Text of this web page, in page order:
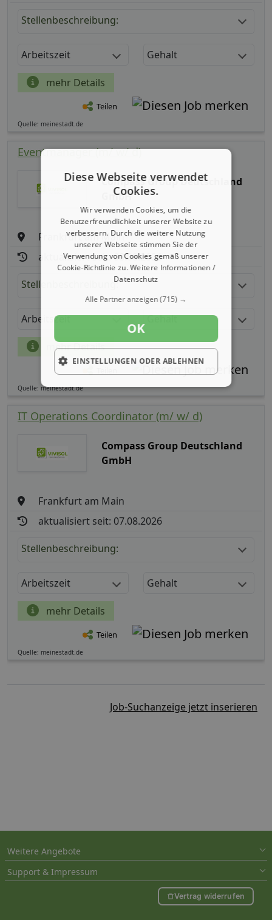
Stellenbeschreibung:
Arbeitszeit Gehalt
mehr Details
Teilen
Quelle: meinestadt.de
Eventmanager (m/ w/ d)
Compass Group Deutschland
GmbH
Frankfurt am Main
aktualisiert seit: 08.08.2026
Stellenbeschreibung:
Arbeitszeit Gehalt
mehr Details
Quelle: meinestadt.de
IT Operations Coordinator (m/ w/ d)
Compass Group Deutschland
GmbH
Frankfurt am Main
aktualisiert seit: 07.08.2026
Stellenbeschreibung:
Arbeitszeit Gehalt
mehr Details
Teilen
Quelle: meinestadt.de
Job-Suchanzeige jetzt inserieren
Weitere Angebote
Support & Impressum
Vertrag widerrufen
Diese Webseite verwendet
Cookies.
Wir verwenden Cookies, um die
Benutzerfreundlichkeit unserer Website zu
verbessern. Durch die weitere Nutzung
unserer Webseite stimmen Sie der
Verwendung von Cookies gemäß unserer
Cookie-Richtlinie zu.Weitere Informationen /
Datenschutz
Alle Partner anzeigen(715) →
OK
EINSTELLUNGEN ODER ABLEHNEN